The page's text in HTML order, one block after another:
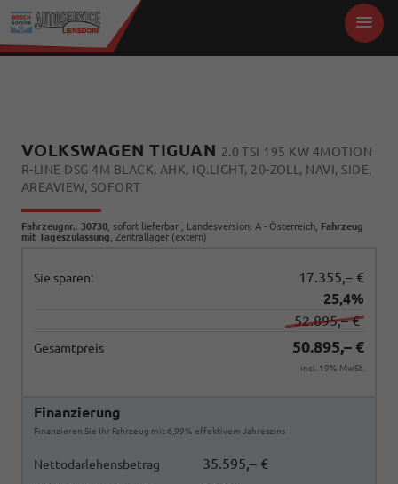
VOLKSWAGEN TIGUAN 2.0 TSI 195 KW 4MOTION
R-LINE DSG 4M BLACK, AHK, IQ.LIGHT, 20-ZOLL, NAVI, SIDE,
AREAVIEW, SOFORT
Fahrzeugnr.: 30730 sofort lieferbar , Landesversion: A - Österreich, Fahrzeug
mit Tageszulassung , Zentrallager (extern)
Sie sparen:
17.355,– €
25,4%
52.895,– €
Gesamtpreis 50.895,– €
incl. 19% MwSt.
Finanzierung
Finanzieren Sie Ihr Fahrzeug mit 6,99% effektivem Jahreszins
Nettodarlehensbetrag 35.595,– €